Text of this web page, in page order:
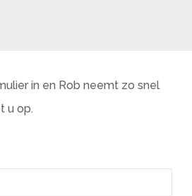
in en Rob neemt zo snel
u op.